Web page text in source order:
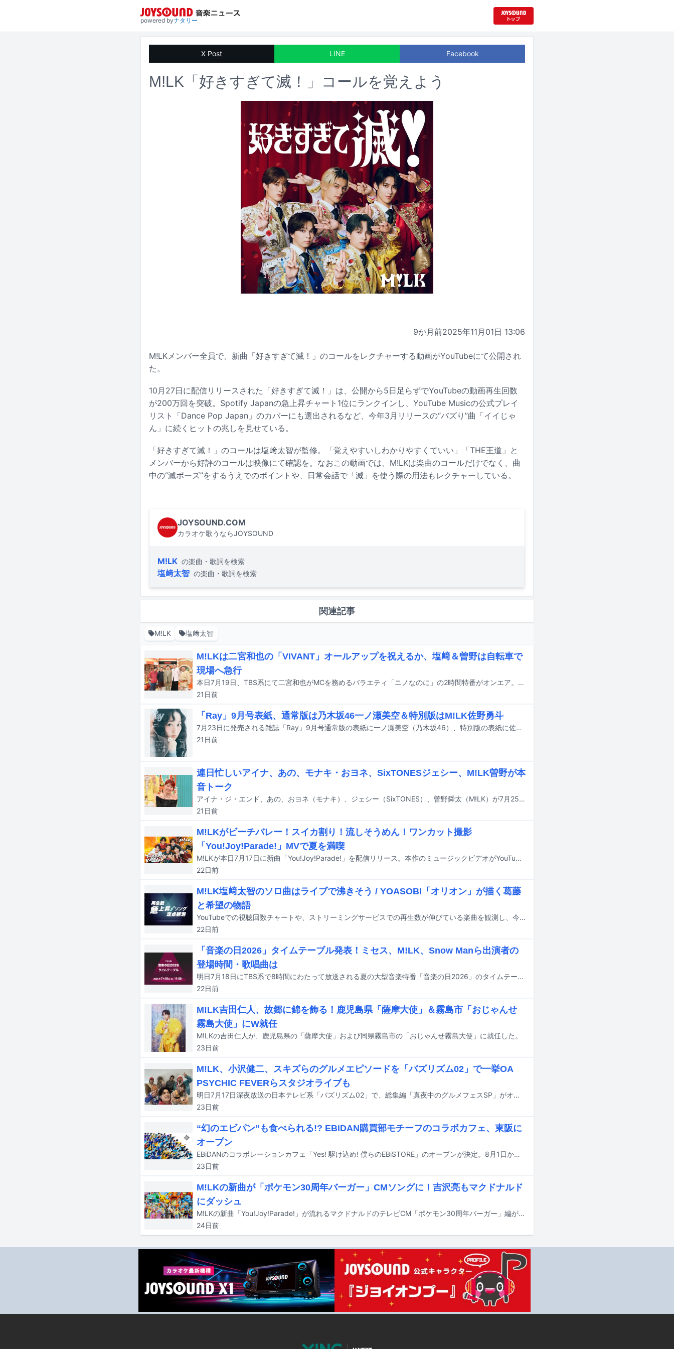
powered byナタリー
X Post LINE Facebook
M!LK「好きすぎて滅！」コールを覚えよう
9か月前2025年11月01日 13:06
M!LKメンバー全員で、新曲「好きすぎて滅！」のコールをレクチャーする動画がYouTubeにて公開され
た。
10月27日に配信リリースされた「好きすぎて滅！」は、公開から5日足らずでYouTubeの動画再生回数
が200万回を突破。Spotify Japanの急上昇チャート1位にランクインし、YouTube Musicの公式プレイ
リスト「Dance Pop Japan」のカバーにも選出されるなど、今年3月リリースの“バズり”曲「イイじゃ
ん」に続くヒットの兆しを見せている。
「好きすぎて滅！」のコールは塩﨑太智が監修。「覚えやすいしわかりやすくていい」「THE王道」と
メンバーから好評のコールは映像にて確認を。なおこの動画では、M!LKは楽曲のコールだけでなく、曲
中の“滅ポーズ”をするうえでのポイントや、日常会話で「滅」を使う際の用法もレクチャーしている。
JOYSOUND.COM
カラオケ歌うならJOYSOUND
M!LK の楽曲・歌詞を検索
塩﨑太智 の楽曲・歌詞を検索
関連記事
M!LK 塩﨑太智
M!LKは二宮和也の「VIVANT」オールアップを祝えるか、塩﨑＆曽野は自転車で
現場へ急行
本日7月19日、TBS系にて二宮和也がMCを務めるバラエティ「ニノなのに」の2時間特番がオンエア。M!LK、稲葉通陽（B&ZAI）らが出演する。
21日前
「Ray」9月号表紙、通常版は乃木坂46一ノ瀬美空＆特別版はM!LK佐野勇斗
7月23日に発売される雑誌「Ray」9月号通常版の表紙に一ノ瀬美空（乃木坂46）、特別版の表紙に佐野勇斗（M!LK）が登場する。
21日前
連日忙しいアイナ、あの、モナキ・おヨネ、SixTONESジェシー、M!LK曽野が本
音トーク
アイナ・ジ・エンド、あの、おヨネ（モナキ）、ジェシー（SixTONES）、曽野舜太（M!LK）が7月25日にTBS系で放送される番組「トーキング千鳥！」に出演する。
21日前
M!LKがビーチバレー！スイカ割り！流しそうめん！ワンカット撮影
「You!Joy!Parade!」MVで夏を満喫
M!LKが本日7月17日に新曲「You!Joy!Parade!」を配信リリース。本作のミュージックビデオがYouTubeにて公開された。
22日前
M!LK塩﨑太智のソロ曲はライブで沸きそう / YOASOBI「オリオン」が描く葛藤
と希望の物語
YouTubeでの視聴回数チャートや、ストリーミングサービスでの再生数が伸びている楽曲を観測し、今何が注目されているのかを解説する週イチ連載「再生数急上昇ソング定点観測」。今週はYouTubeで7月3日から7月9日にかけて集計されたミュージックビデオランキングの中から要注目トピックをピックアップします。
22日前
「音楽の日2026」タイムテーブル発表！ミセス、M!LK、Snow Manら出演者の
登場時間・歌唱曲は
明日7月18日にTBS系で8時間にわたって放送される夏の大型音楽特番「音楽の日2026」のタイムテーブルが発表された。
22日前
M!LK吉田仁人、故郷に錦を飾る！鹿児島県「薩摩大使」＆霧島市「おじゃんせ
霧島大使」にW就任
M!LKの吉田仁人が、鹿児島県の「薩摩大使」および同県霧島市の「おじゃんせ霧島大使」に就任した。
23日前
M!LK、小沢健二、スキズらのグルメエピソードを「バズリズム02」で一挙OA
PSYCHIC FEVERらスタジオライブも
明日7月17日深夜放送の日本テレビ系「バズリズム02」で、総集編「真夜中のグルメフェスSP」がオンエアされる。
23日前
“幻のエビパン”も食べられる!? EBiDAN購買部モチーフのコラボカフェ、東阪に
オープン
EBiDANのコラボレーションカフェ「Yes! 駆け込め! 僕らのEBiSTORE」のオープンが決定。8月1日から16日までの期間、東京・SHIBUYA TSUTAYAをメイン会場に実施され、大阪・LE GARAGE 梅田 蔦屋書店でもサテライト開催される。
23日前
M!LKの新曲が「ポケモン30周年バーガー」CMソングに！吉沢亮もマクドナルド
にダッシュ
M!LKの新曲「You!Joy!Parade!」が流れるマクドナルドのテレビCM「ポケモン30周年バーガー」編が7月21日より全国で放送される。
24日前